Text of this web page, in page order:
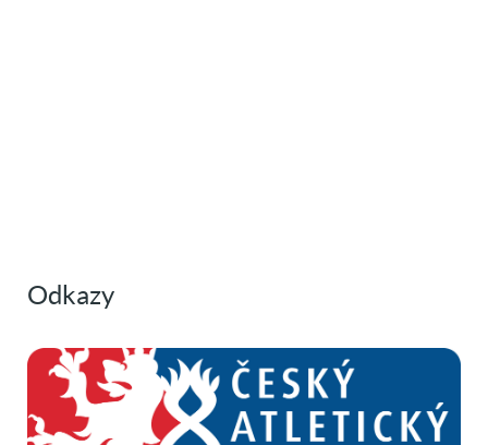
Odkazy